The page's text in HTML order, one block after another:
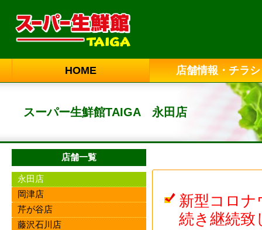
HOME 店舗情報・チラシ
スーパー生鮮館TAIGA 永田店
店舗一覧
永田店
岡津店
芹が谷店
藤沢石川店
新型コロナ
続き継続致